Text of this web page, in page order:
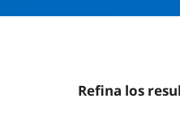
Refina los